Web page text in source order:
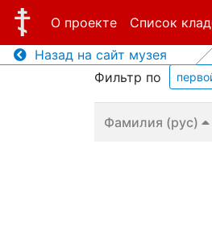
О проекте Список
Назад на сайт музея
Фильтр по
Фамилия (рус)